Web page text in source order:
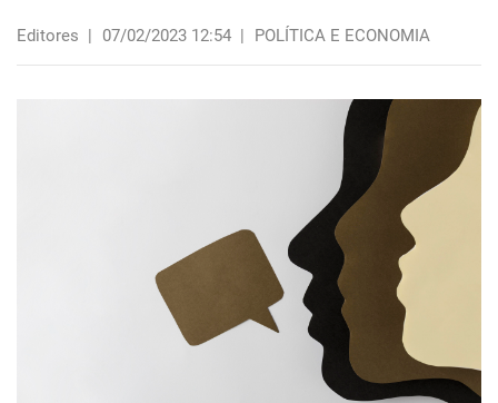
Editores | 07/02/2023 12:54 | POLÍTICA E ECONOMIA